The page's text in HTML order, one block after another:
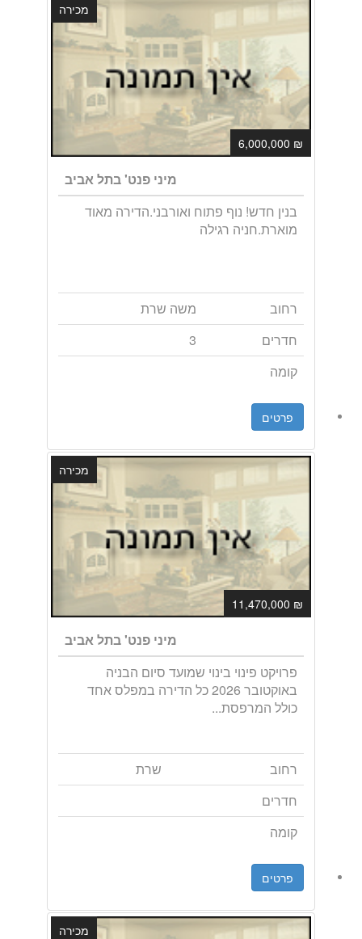
₪ 6,000,000
מכירה
מיני פנט' בתל אביב
בנין חדש! נוף פתוח ואורבני.הדירה מאוד
מוארת.חניה רגילה
רחוב
משה שרת
חדרים
3
קומה
פרטים
₪ 11,470,000
מכירה
מיני פנט' בתל אביב
פרויקט פינוי בינוי שמועד סיום הבניה
באוקטובר 2026 כל הדירה במפלס אחד
כולל המרפסת...
רחוב
שרת
חדרים
קומה
פרטים
מכירה